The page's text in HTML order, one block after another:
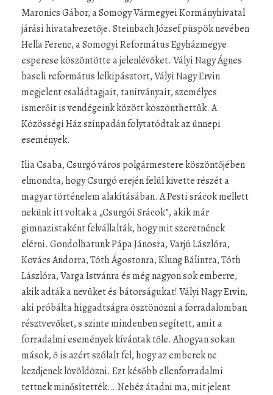
Maronics Gábor, a Somogy Vármegyei Kormányhivatal
járási hivatalvezetője. Steinbach József püspök nevében
Hella Ferenc, a Somogyi Református Egyházmegye
esperese köszöntötte a jelenlévőket. Vályi Nagy Ágnes
baseli református lelkipásztort, Vályi Nagy Ervin
megjelent családtagjait, tanítványait, személyes
ismerőit is vendégeink között köszönthettük. A
Közösségi Ház színpadán folytatódtak az ünnepi
események.
Ilia Csaba, Csurgó város polgármestere köszöntőjében
elmondta, hogy Csurgó erején felül kivette részét a
magyar történelem alakításában. A Pesti srácok mellett
nekünk itt voltak a „Csurgói Srácok”, akik már
gimnazistaként felvállalták, hogy mit szeretnének
elérni. Gondolhatunk Pápa Jánosra, Varjú Lászlóra,
Kovács Andorra, Tóth Ágostonra, Klung Bálintra, Tóth
Lászlóra, Varga Istvánra és még nagyon sok emberre,
akik adták a nevüket és bátorságukat! Vályi Nagy Ervin,
aki próbálta higgadtságra ösztönözni a forradalomban
résztvevőket, s szinte mindenben segített, amit a
forradalmi események kívántak tőle. Ahogyan sokan
mások, ő is azért szólalt fel, hogy az emberek ne
kezdjenek lövöldözni. Ezt később ellenforradalmi
tettnek minősítették….Nehéz átadni ma, mit jelent